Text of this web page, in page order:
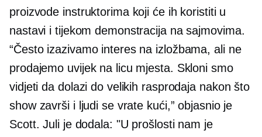
proizvode instruktorima koji će ih koristiti u
nastavi i tijekom demonstracija na sajmovima.
“Često izazivamo interes na izložbama, ali ne
prodajemo uvijek na licu mjesta. Skloni smo
vidjeti da dolazi do velikih rasprodaja nakon što
show završi i ljudi se vrate kući,” objasnio je
Scott. Juli je dodala: "U prošlosti nam je